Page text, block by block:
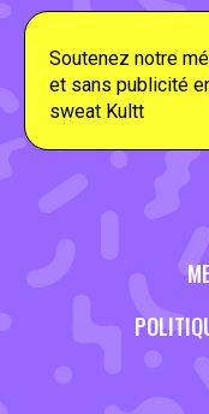
Soutenez notre
et sans publicité
sweat Kultt